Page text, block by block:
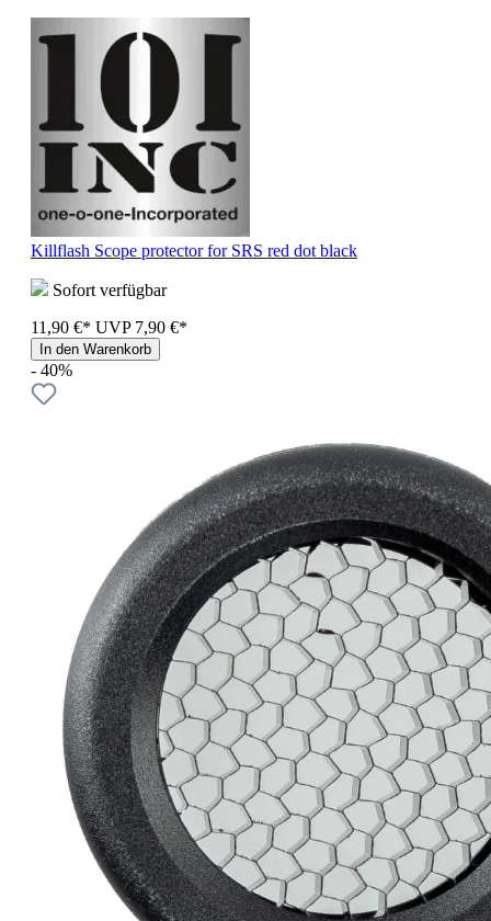
Killflash Scope protector for SRS red dot black
Sofort verfügbar
11,90 €* UVP 7,90 €*
In den Warenkorb
- 40%